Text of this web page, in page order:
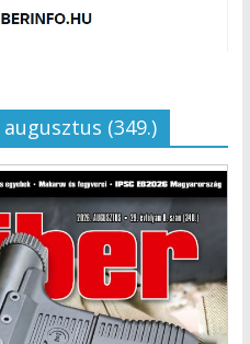
(349.)